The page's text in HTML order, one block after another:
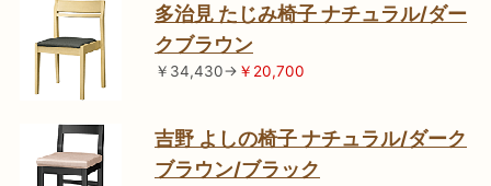
多治見 たじみ椅子 ナチュラル/ダー
クブラウン
￥34,430→ ￥20,700
吉野 よしの椅子 ナチュラル/ダーク
ブラウン/ブラック